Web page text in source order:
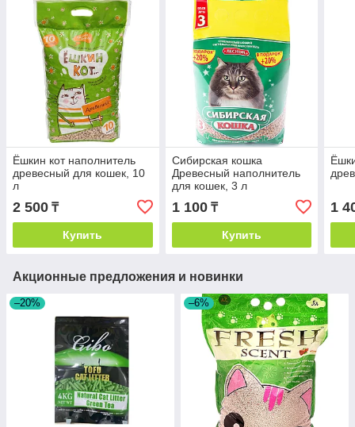
Ёшкин кот наполнитель
древесный для кошек, 10
л
2 500 ₸
Купить
Сибирская кошка
Древесный наполнитель
для кошек, 3 л
1 100₸
Купить
1
Акционные предложения и новинки
–20% –6%